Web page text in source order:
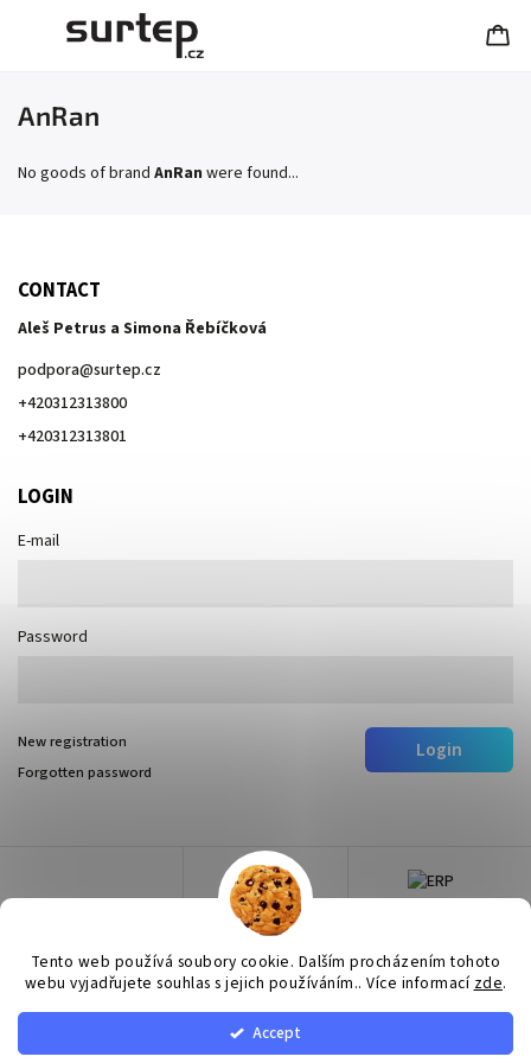
Tento web používá soubory cookie. Dalším procházením tohoto
webu vyjadřujete souhlas s jejich používáním.. Více informací zde.
Accept
AnRan
No goods of brand AnRan were found...
CONTACT
Aleš Petrus a Simona Řebíčková
podpora@surtep.cz
+420312313800
+420312313801
LOGIN
E-mail
Password
Login
New registration
Forgotten password
Copyright 2026Surtep. All rights reserved.